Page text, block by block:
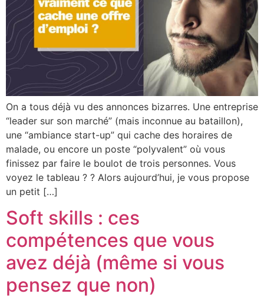
On a tous déjà vu des annonces bizarres. Une entreprise
“leader sur son marché” (mais inconnue au bataillon),
une “ambiance start-up” qui cache des horaires de
malade, ou encore un poste “polyvalent” où vous
finissez par faire le boulot de trois personnes. Vous
voyez le tableau ? ? Alors aujourd’hui, je vous propose
un petit […]
Soft skills : ces
compétences que vous
avez déjà (même si vous
pensez que non)